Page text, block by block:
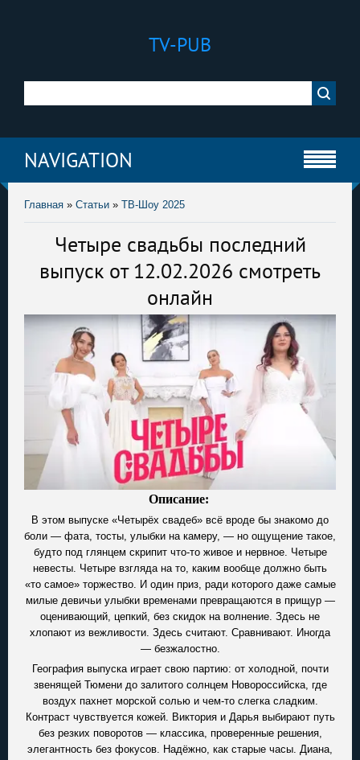
TV-PUB
NAVIGATION
Главная » Статьи » ТВ-Шоу 2025
Четыре свадьбы последний
выпуск от 12.02.2026 смотреть
онлайн
Описание:
В этом выпуске «Четырёх свадеб» всё вроде бы знакомо до
боли — фата, тосты, улыбки на камеру, — но ощущение такое,
будто под глянцем скрипит что-то живое и нервное. Четыре
невесты. Четыре взгляда на то, каким вообще должно быть
«то самое» торжество. И один приз, ради которого даже самые
милые девичьи улыбки временами превращаются в прищур —
оценивающий, цепкий, без скидок на волнение. Здесь не
хлопают из вежливости. Здесь считают. Сравнивают. Иногда
— безжалостно.
География выпуска играет свою партию: от холодной, почти
звенящей Тюмени до залитого солнцем Новороссийска, где
воздух пахнет морской солью и чем-то слегка сладким.
Контраст чувствуется кожей. Виктория и Дарья выбирают путь
без резких поворотов — классика, проверенные решения,
элегантность без фокусов. Надёжно, как старые часы. Диана,